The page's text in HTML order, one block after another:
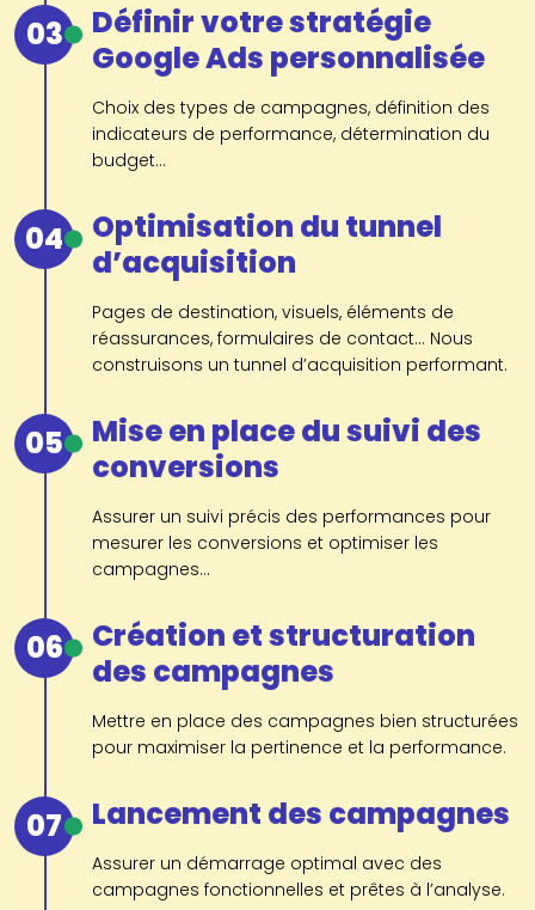
03
Définir votre stratégie
Google Ads personnalisée
Choix des types de campagnes, définition des
indicateurs de performance, détermination du
budget...
04
Optimisation du tunnel
d’acquisition
Pages de destination, visuels, éléments de
réassurances, formulaires de contact... Nous
construisons un tunnel d’acquisition performant.
05
Mise en place du suivi des
conversions
Assurer un suivi précis des performances pour
mesurer les conversions et optimiser les
campagnes...
06
Création et structuration
des campagnes
Mettre en place des campagnes bien structurées
pour maximiser la pertinence et la performance.
07 Lancement des campagnes
Assurer un démarrage optimal avec des
campagnes fonctionnelles et prêtes à l’analyse.